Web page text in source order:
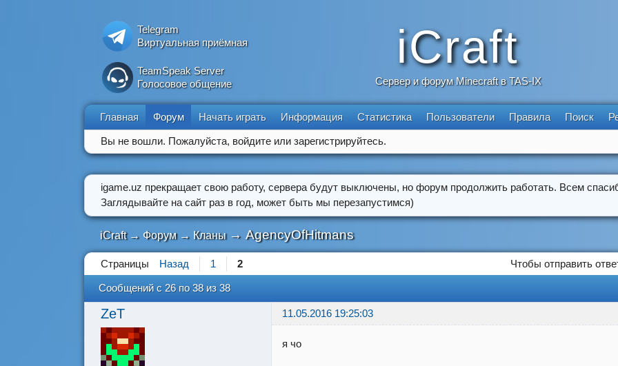
Telegram
Виртуальная приёмная
TeamSpeak Server
Голосовое общение
iCraft
Сервер и форум Minecraft в TAS-IX
Главная Форум Начать играть Информация Статистика Пользователи Правила Поиск
Вы не вошли. Пожалуйста, войдите или зарегистрируйтесь.
igame.uz прекращает свою работу, сервера будут выключены, но форум продолжить работать. Всем
Заглядывайте на сайт раз в год, может быть мы перезапустимся)
iCraft → Форум → Кланы →AgencyOfHitmans
Страницы Назад 1 2 Чтобы отправить
Сообщений с 26 по 38 из 38
ZeT 11.05.2016 19:25:03
я чо